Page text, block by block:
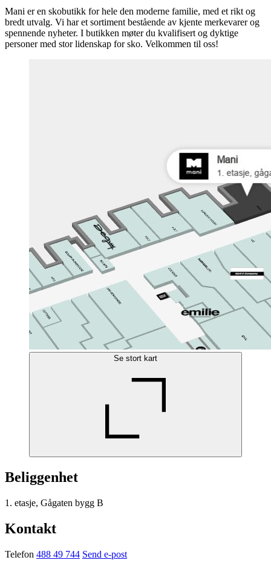
Mani er en skobutikk for hele den moderne familie, med et rikt og
bredt utvalg. Vi har et sortiment bestående av kjente merkevarer og
spennende nyheter. I butikken møter du kvalifisert og dyktige
personer med stor lidenskap for sko. Velkommen til oss!
Se stort kart
Beliggenhet
1. etasje, Gågaten bygg B
Kontakt
Telefon 488 49 744 Send e-post